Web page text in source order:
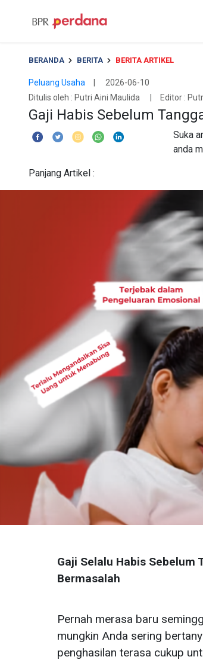
BERANDA BERITA BERITA ARTIKEL
Peluang Usaha | 2026-06-10
Ditulis oleh : Putri Aini Maulida | Editor :
Gaji Habis Sebelum
Suka
anda
Panjang Artikel :
Gaji Selalu Habis Sebelum
Bermasalah
Pernah merasa baru
mungkin Anda sering
penghasilan terasa cukup